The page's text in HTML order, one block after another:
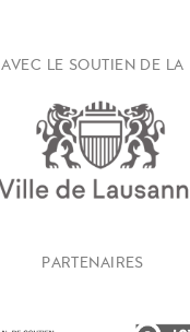
AVEC LE SOUTIEN DE LA
PARTENAIRES